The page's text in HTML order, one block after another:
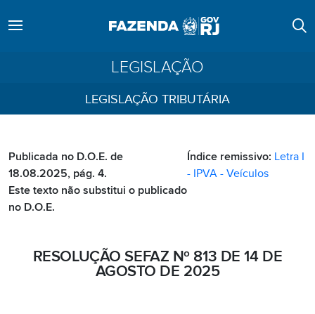
LEGISLAÇÃO
LEGISLAÇÃO TRIBUTÁRIA
Publicada no D.O.E. de
18.08.2025, pág. 4.
Este texto não substitui o publicado
no D.O.E.
Índice remissivo: Letra I
- IPVA - Veículos
RESOLUÇÃO SEFAZ Nº 813 DE 14 DE
AGOSTO DE 2025